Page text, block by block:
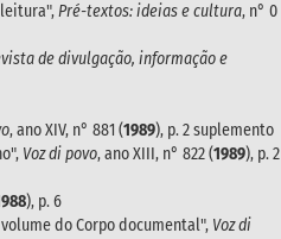
Pré-textos: ideias e cultura, n° 0
de divulgação, informação e
, ano XIV, n° 881 (1989), p. 2 suplemento
Voz di povo, ano XIII, n° 822 (1989), p. 2
), p. 6
do Corpo documental", Voz di